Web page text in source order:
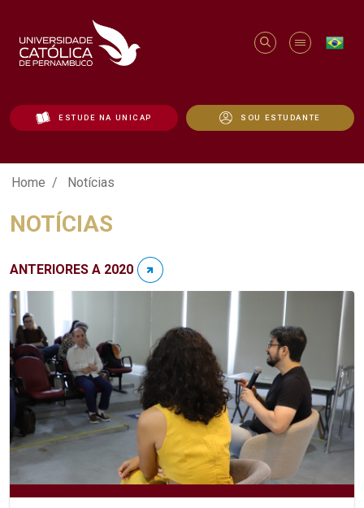
ESTUDE NA UNICAP SOU ESTUDANTE
Notícias - Unicap
Home Notícias
NOTÍCIAS
ANTERIORES A 2020